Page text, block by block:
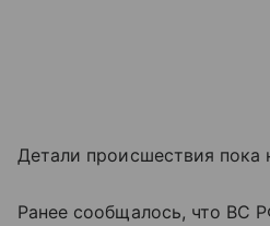
Детали происшествия пока
Ранее сообщалось, что ВС